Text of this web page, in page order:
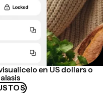
en US dollars o